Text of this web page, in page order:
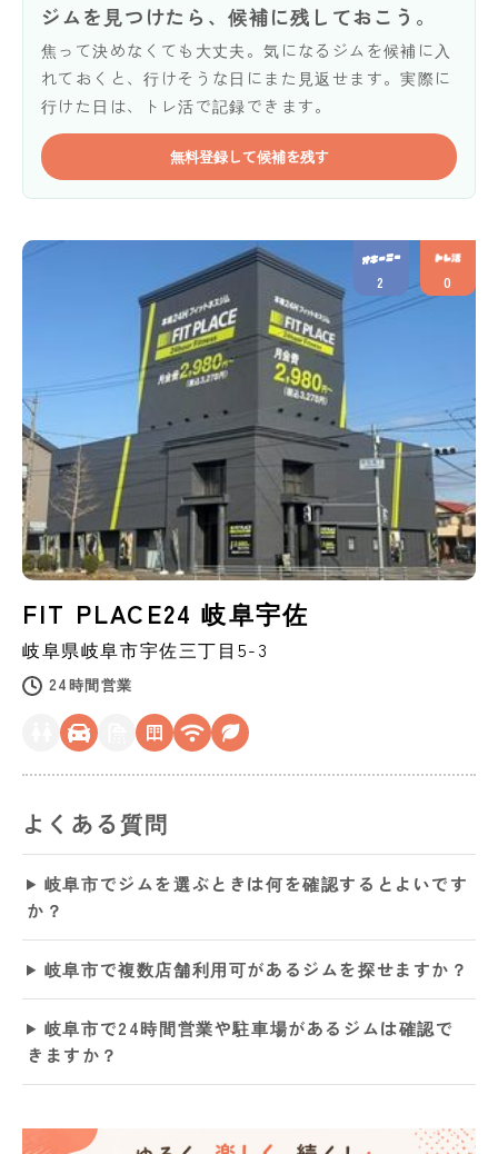
ジムを見つけたら、候補に残しておこう。
焦って決めなくても大丈夫。気になるジムを候補に入
れておくと、行けそうな日にまた見返せます。実際に
行けた日は、トレ活で記録できます。
無料登録して候補を残す
FIT PLACE24 岐阜宇佐
岐阜県岐阜市宇佐三丁目5-3
24時間営業
2 0
よくある質問
岐阜市でジムを選ぶときは何を確認するとよいです
か？
岐阜市で複数店舗利用可があるジムを探せますか？
岐阜市で24時間営業や駐車場があるジムは確認で
きますか？